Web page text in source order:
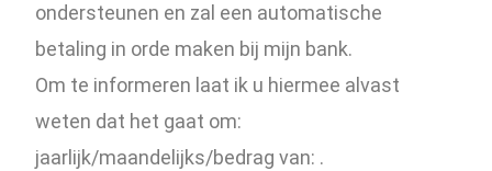
ondersteunen en zal een automatische
betaling in orde maken bij mijn bank.
Om te informeren laat ik u hiermee alvast
weten dat het gaat om:
jaarlijk/maandelijks/bedrag van: .